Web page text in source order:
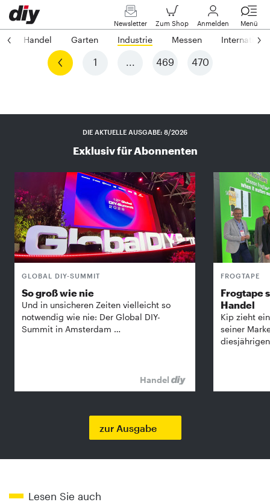
Newsletter Zum Shop Anmelden Menü
Handel Garten Industrie Messen
Vorherige 1 469 470
DIE AKTUELLE AUSGABE: 8/2026
Exklusiv für Abonnenten
GLOBAL DIY-SUMMIT
So groß wie nie
Und in unsicheren Zeiten vielleicht so
notwendig wie nie: Der Global DIY-
Summit in Amsterdam …
Handel
FROGTAPE
Frogtape
Handel
Kip zieht
seiner
zur Ausgabe
Lesen Sie auch